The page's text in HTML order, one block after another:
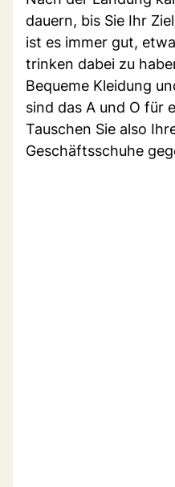
dauern, bis Sie Ihr
ist es immer gut,
trinken dabei zu
Bequeme Kleidung
sind das A und O für
Tauschen Sie also
Geschäftsschuhe